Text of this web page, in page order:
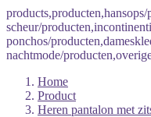
scheur/
ponchos/
nachtmode/
Home
Product
Heren pantalon met